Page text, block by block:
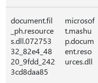
document.fil
_ph.resource
s.dll.072753
32_82e4_48
20_9fdd_242
3cd8daa85
microsof
t.mashu
p.docum
ent.reso
urces.dll